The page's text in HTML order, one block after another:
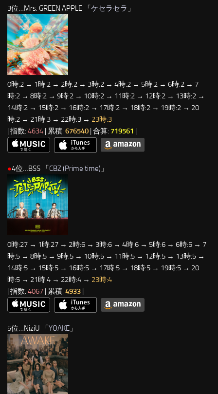
3位…Mrs. GREEN APPLE 「 ケセラセラ 」
0時:2 → 1時:2 → 2時:2 → 3時:2 → 4時:2 → 5時:2 → 6時:2 → 7
時:2 → 8時:2 → 9時:2 → 10時:2 → 11時:2 → 12時:2 → 13時:2 →
14時:2 → 15時:2 → 16時:2 → 17時:2 → 18時:2 → 19時:2 → 20
時:2 → 21時:3 → 22時:3 → 23時:3
| 指数: 4634 | 累積: 676540 | 合算: 719561
●4位…BSS 「CBZ (Prime time) 」
0時:27 → 1時:27 → 2時:6 → 3時:6 → 4時:6 → 5時:6 → 6時:5 → 7
時:5 → 8時:5 → 9時:5 → 10時:5 → 11時:5 → 12時:5 → 13時:5 →
14時:5 → 15時:5 → 16時:5 → 17時:5 → 18時:5 → 19時:5 → 20
時:5 → 21時:4 → 22時:4 → 23時:4
| 指数: 4067 | 累積: 4933 |
5位…NiziU 「YOAKE 」